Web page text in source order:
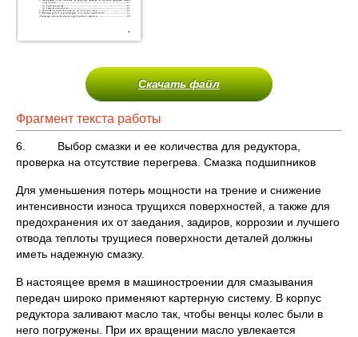
Скачать файл
Фрагмент текста работы
6. Выбор смазки и ее количества для редуктора,
проверка на отсутствие перегрева. Смазка подшипников
Для уменьшения потерь мощности на трение и снижение
интенсивности износа трущихся поверхностей, а также для
предохранения их от заедания, задиров, коррозии и лучшего
отвода теплоты трущиеся поверхности деталей должны
иметь надежную смазку.
В настоящее время в машиностроении для смазывания
передач широко применяют картерную систему. В корпус
редуктора заливают масло так, чтобы венцы колес были в
него погружены. При их вращении масло увлекается